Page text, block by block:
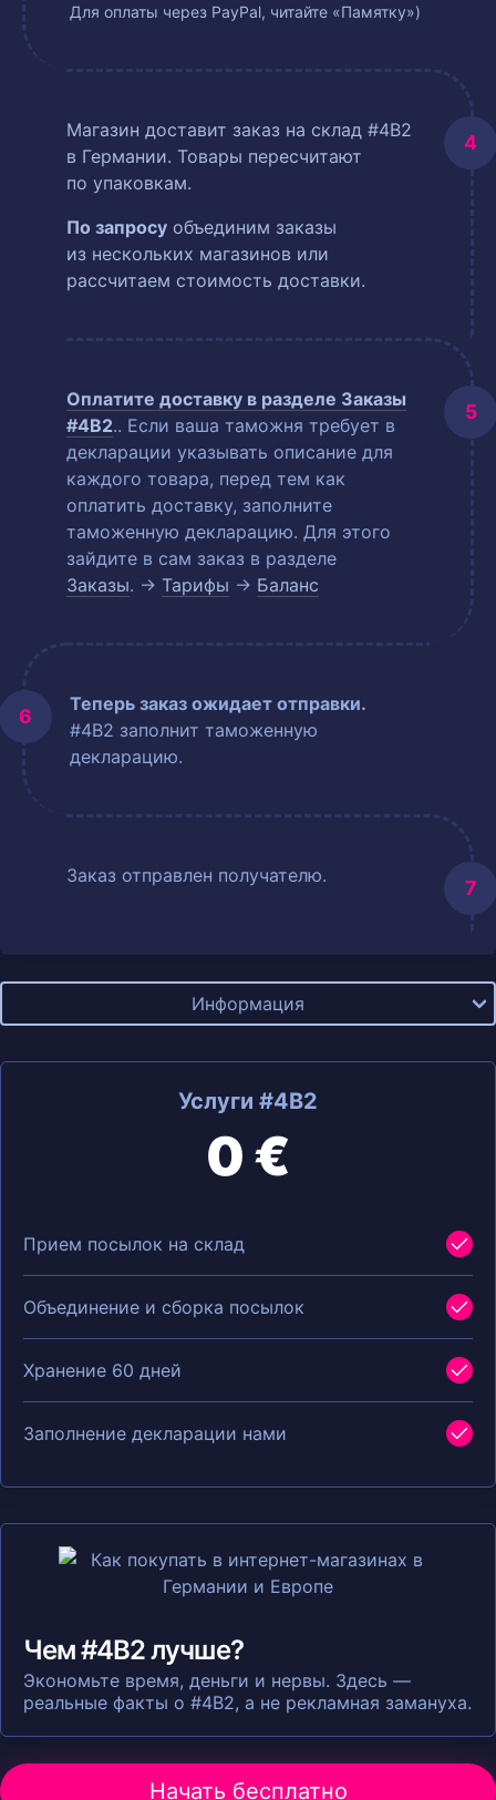
Для оплаты через PayPal, читайте «Памятку»)
Магазин доставит заказ на склад #4B2
в Германии. Товары пересчитают
по упаковкам.
По запросу объединим заказы
из нескольких магазинов или
рассчитаем стоимость доставки.
Оплатите доставку в разделе Заказы
#4B2.. Если ваша таможня требует в
декларации указывать описание для
каждого товара, перед тем как
оплатить доставку, заполните
таможенную декларацию. Для этого
зайдите в сам заказ в разделе
Заказы. → Тарифы → Баланс
Теперь заказ ожидает отправки.
#4B2 заполнит таможенную
декларацию.
Заказ отправлен получателю.
Информация
Услуги #4B2
0 €
Прием посылок на склад
Объединение и сборка посылок
Хранение 60 дней
Заполнение декларации нами
Чем #4B2 лучше?
Экономьте время, деньги и нервы. Здесь —
реальные факты о #4B2, а не рекламная замануха.
Начать бесплатно